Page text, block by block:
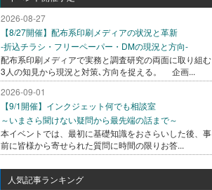
2026-08-27
【8/27開催】配布系印刷メディアの状況と革新
-折込チラシ・フリーペーパー・DMの現況と方向-
配布系印刷メディアで実務と調査研究の両面に取り組む
3人の知見から現況と対策､方向を捉える。 企画...
2026-09-01
【9/1開催】インクジェット何でも相談室
～いまさら聞けない疑問から最先端の話まで～
本イベントでは、最初に基礎知識をおさらいした後、事
前に皆様から寄せられた質問に時間の限りお答...
人気記事ランキング